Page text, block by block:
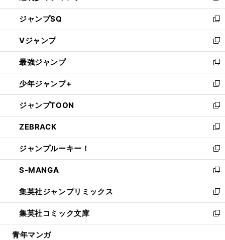
し
い
ウ
ィ
ン
ド
ウ
で
開
く
ジャンプSQ
新
し
い
ウ
ィ
ン
ド
ウ
で
開
く
Vジャンプ
新
し
い
ウ
ィ
ン
ド
ウ
で
開
く
最強ジャンプ
新
し
い
ウ
ィ
ン
ド
ウ
で
開
く
少年ジャンプ+
新
し
い
ウ
ィ
ン
ド
ウ
で
開
く
ジャンプTOON
新
し
い
ウ
ィ
ン
ド
ウ
で
開
く
ZEBRACK
新
し
い
ウ
ィ
ン
ド
ウ
で
開
ジャンプルーキー！
新
し
い
ウ
ィ
ン
ド
ウ
S-MANGA
新
し
い
ウ
ィ
ン
集英社ジャンプリミックス
新
し
い
ウ
集英社コミック文庫
新
し
青年マンガ